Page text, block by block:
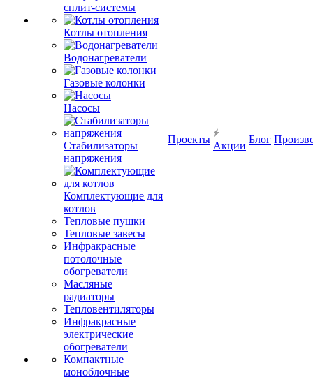
сплит-системы
Котлы отопления
Водонагреватели
Газовые колонки
Насосы
Стабилизаторы
напряжения
Комплектующие для
котлов
Тепловые пушки
Тепловые завесы
Инфракрасные
потолочные
обогреватели
Масляные
радиаторы
Тепловентиляторы
Инфракрасные
электрические
обогреватели
Компактные
моноблочные
Проекты
Акции
Блог